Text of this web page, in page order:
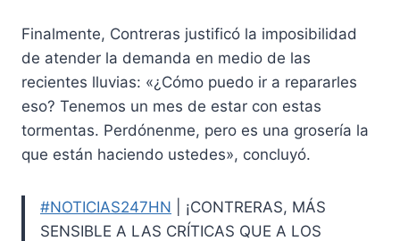
Finalmente, Contreras justificó la imposibilidad
de atender la demanda en medio de las
recientes lluvias: «¿Cómo puedo ir a repararles
eso? Tenemos un mes de estar con estas
tormentas. Perdónenme, pero es una grosería la
que están haciendo ustedes», concluyó.
#NOTICIAS247HN | ¡CONTRERAS, MÁS
SENSIBLE A LAS CRÍTICAS QUE A LOS